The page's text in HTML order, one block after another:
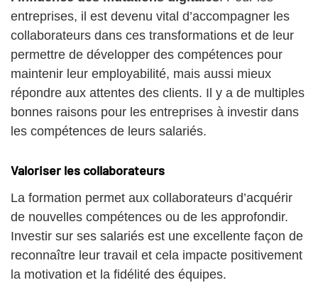
entreprises, il est devenu vital d’accompagner les
collaborateurs dans ces transformations et de leur
permettre de développer des compétences pour
maintenir leur employabilité, mais aussi mieux
répondre aux attentes des clients. Il y a de multiples
bonnes raisons pour les entreprises à investir dans
les compétences de leurs salariés.
Valoriser les collaborateurs
La formation permet aux collaborateurs d’acquérir
de nouvelles compétences ou de les approfondir.
Investir sur ses salariés est une excellente façon de
reconnaître leur travail et cela impacte positivement
la motivation et la fidélité des équipes.